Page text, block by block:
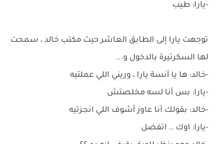
-يارا: طيب
توجهت يارا إلى الطابق العاشر حيث مكتب خالد ، سمحت
لها السكرتيرة بالدخول و...
-خالد: ها يا آنسة يارا ، وريني اللي عملتيه
-يارا: بس أنا لسه مخلصتش
-خالد: بقولك أنا عاوز أشوف اللي انجزتيه
-يارا: اوك .. اتفضل